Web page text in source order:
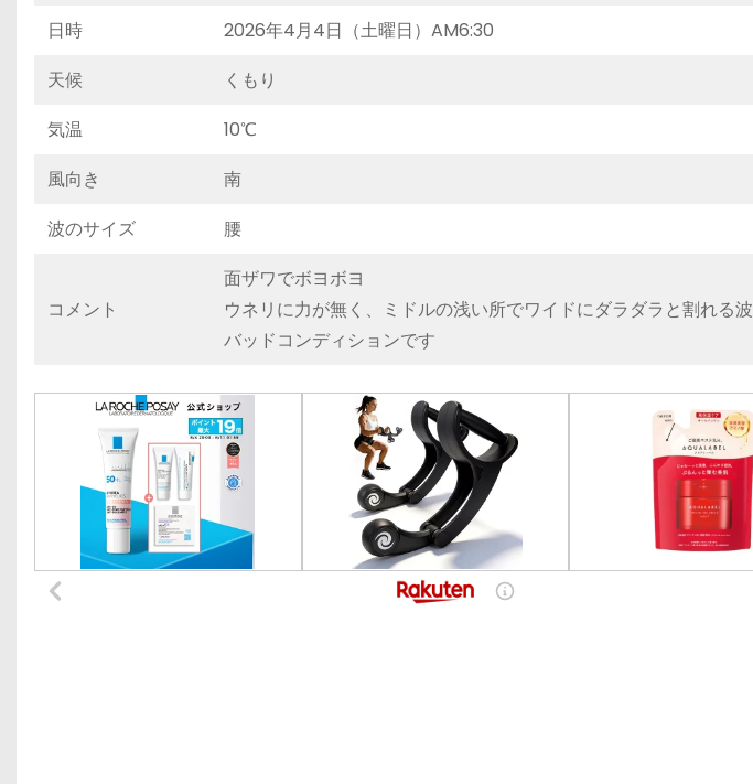
日時
2026年4月4日（土曜日）AM6:30
天候
くもり
気温
10℃
風向き
南
波のサイズ
腰
コメント
面ザワでボヨボヨ
ウネリに力が無く、ミドルの浅い所でワイドにダラダラと割れる波
バッドコンディションです